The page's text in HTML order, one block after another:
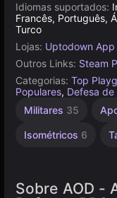
Idiomas suportados:
Francês, Português,
Turco
Lojas: Uptodown App
Outros Links: Steam
Categorias: Top
Populares, Defesa de
Militares 35
Isométricos 6
Jogos
Compras
Sobre AOD -